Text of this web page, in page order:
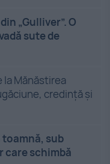
„Gulliver”. O
sute de
la Mănăstirea
credință și
sub
care schimbă